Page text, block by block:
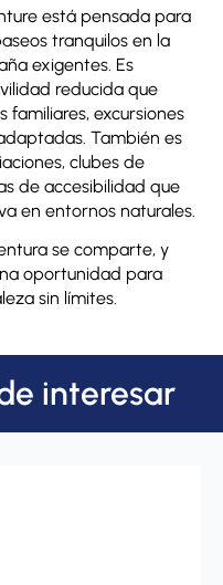
está pensada para
tranquilos en la
exigentes. Es
reducida que
excursiones
También es
clubes de
de accesibilidad que
en entornos naturales.
se comparte, y
oportunidad para
sin límites.
interesar